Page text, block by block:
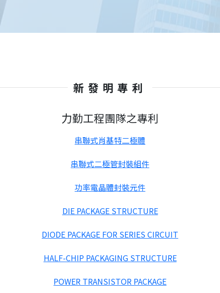
新發明專利
力勤工程團隊之專利
串聯式肖基特二極體
串聯式二極管封裝組件
功率電晶體封裝元件
DIE PACKAGE STRUCTURE
DIODE PACKAGE FOR SERIES CIRCUIT
HALF-CHIP PACKAGING STRUCTURE
POWER TRANSISTOR PACKAGE